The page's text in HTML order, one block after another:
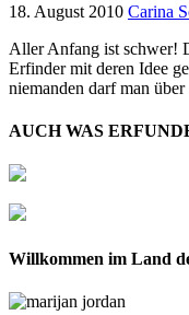
18. August 2010 Carina
Aller Anfang ist schwer!
Erfinder mit deren Idee
niemanden darf man über
AUCH WAS
Willkommen im Land